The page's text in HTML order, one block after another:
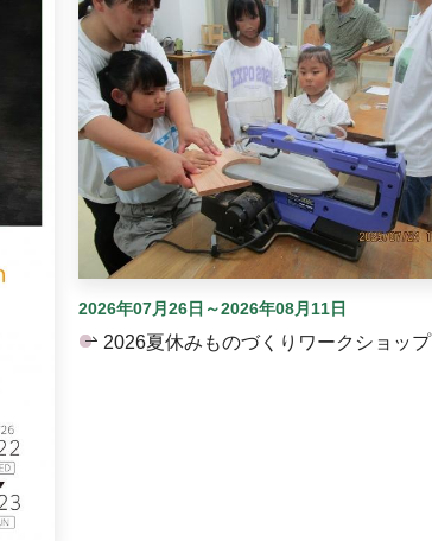
2026年07月26日～2026年08月11日
2026夏休みものづくりワークショップ